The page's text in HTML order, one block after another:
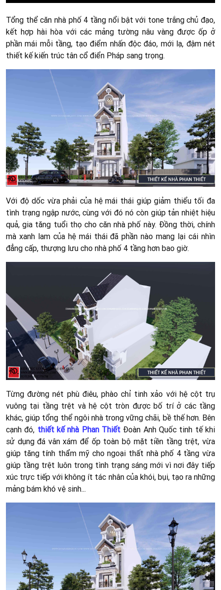
Tổng thể căn nhà phố 4 tầng nổi bật với tone trắng chủ đạo,
kết hợp hài hòa với các mảng tường nâu vàng được ốp ở
phần mái mỗi tầng, tạo điểm nhấn độc đáo, mới lạ, đậm nét
thiết kế kiến trúc tân cổ điển Pháp sang trọng.
Với độ dốc vừa phải của hệ mái thái giúp giảm thiểu tối đa
tình trạng ngập nước, cùng với đó nó còn giúp tản nhiệt hiệu
quả, gia tăng tuổi thọ cho căn nhà phố này. Đồng thời, chính
mà xanh lam của hệ mái thái đã phần nào mang lại cái nhìn
đẳng cấp, thượng lưu cho nhà phố 4 tầng hơn bao giờ.
Từng đường nét phù điêu, phào chỉ tinh xảo với hệ cột trụ
vuông tại tầng trệt và hệ cột tròn được bố trí ở các tầng
khác, giúp tổng thể ngôi nhà trong vững chãi, bề thế hơn. Bên
cạnh đó, thiết kế nhà Phan Thiết Đoàn Anh Quốc tinh tế khi
sử dụng đá vân xám để ốp toàn bộ mặt tiền tầng trệt, vừa
giúp tăng tính thẩm mỹ cho ngoại thất nhà phố 4 tầng vừa
giúp tầng trệt luôn trong tình trạng sáng mới vì nơi đây tiếp
xúc trực tiếp với không ít tác nhân của khói, bụi, tạo ra những
mảng bám khó vệ sinh...